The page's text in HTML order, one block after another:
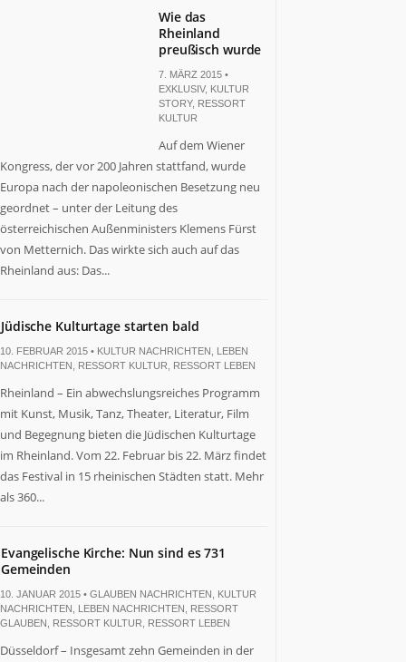
Wie das
Rheinland
preußisch wurde
7. MÄRZ 2015 •
EXKLUSIV, KULTUR
STORY, RESSORT
KULTUR
Auf dem Wiener
Kongress, der vor 200 Jahren stattfand, wurde
Europa nach der napoleonischen Besetzung neu
geordnet – unter der Leitung des
österreichischen Außenministers Klemens Fürst
von Metternich. Das wirkte sich auch auf das
Rheinland aus: Das...
Jüdische Kulturtage starten bald
10. FEBRUAR 2015 • KULTUR NACHRICHTEN
LEBEN
NACHRICHTEN
RESSORT KULTUR RESSORT LEBEN
Rheinland – Ein abwechslungsreiches Programm
mit Kunst, Musik, Tanz, Theater, Literatur, Film
und Begegnung bieten die Jüdischen Kulturtage
im Rheinland. Vom 22. Februar bis 22. März findet
das Festival in 15 rheinischen Städten statt. Mehr
als 360...
Evangelische Kirche: Nun sind es 731
Gemeinden
10. JANUAR 2015 • GLAUBEN NACHRICHTEN
KULTUR
NACHRICHTEN
LEBEN NACHRICHTEN
RESSORT
GLAUBEN
RESSORT KULTUR RESSORT LEBEN
Düsseldorf – Insgesamt zehn Gemeinden in der